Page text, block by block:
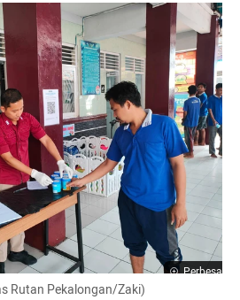
Perbesar
Rutan Pekalongan/Zaki)